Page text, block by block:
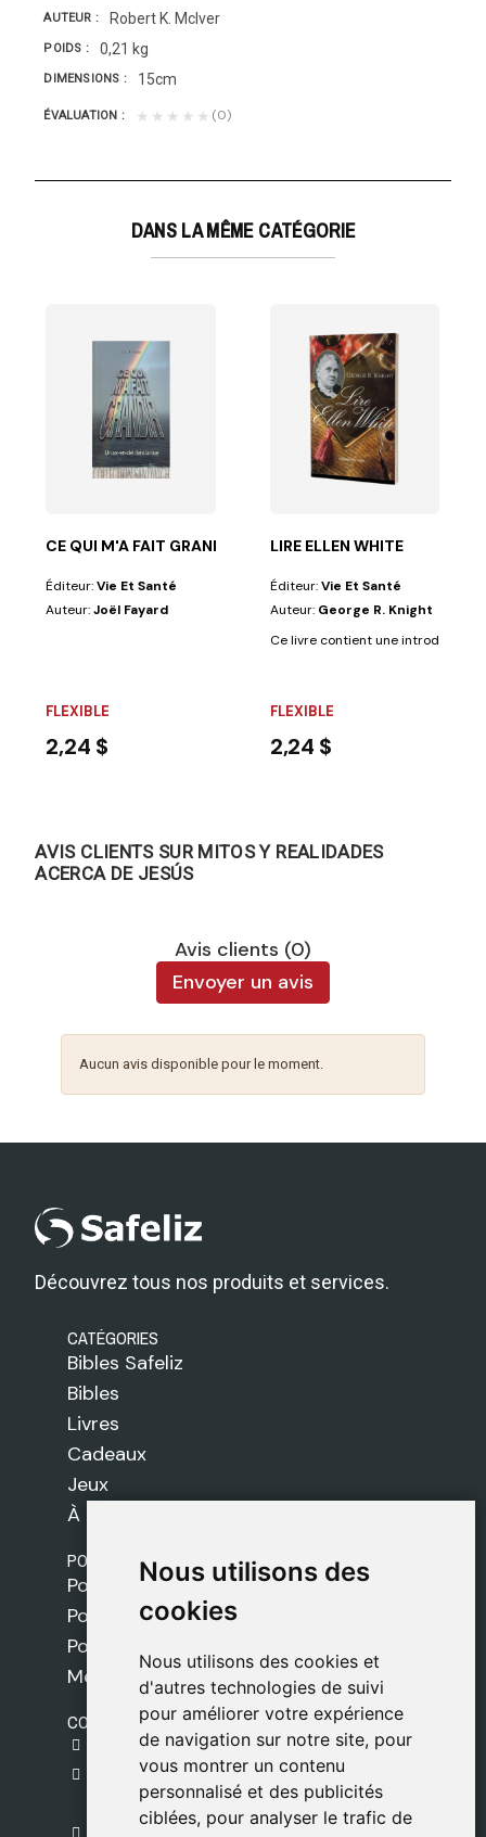
Nous utilisons des
cookies
Nous utilisons des cookies et
d'autres technologies de suivi
pour améliorer votre expérience
de navigation sur notre site, pour
vous montrer un contenu
personnalisé et des publicités
ciblées, pour analyser le trafic de
Nous utilisons des
cookies
Nous utilisons des cookies et
d'autres technologies de suivi
pour améliorer votre expérience
de navigation sur notre site, pour
vous montrer un contenu
personnalisé et des publicités
ciblées, pour analyser le trafic de
AUTEUR Robert K. Mclver
POIDS 0,21 kg
DIMENSIONS 15cm
ÉVALUATION ★★★★★ (0)
DANS LA MÊME CATÉGORIE
DE JÉSUS
prêché ? Si vous acceptez qu'il était bien ce qu'il...
CE QUI M'A FAIT GRANDIR
Éditeur:Vie Et Santé
Auteur:Joël Fayard
FLEXIBLE
2,24 $
LIRE ELLEN WHITE
Éditeur:Vie Et Santé
Auteur: George R. Knight
Ce livre contient une introduction
FLEXIBLE
2,24 $
AVIS CLIENTS SUR MITOS Y REALIDADES
ACERCA DE JESÚS
Avis clients (0)
Envoyer un avis
Aucun avis disponible pour le moment.
Découvrez tous nos produits et services.
CATÉGORIES
Bibles Safeliz
Bibles
Livres
Cadeaux
Jeux
À propos de nous
POLITIQUES
Politique de livraison
Politique de cookies
Politique de confidentialité
Mentions légales
CONTACT
gestion@safeliz.com
C. del Pradillo, 6, 28770 Colmenar Viejo,
Madrid
+34 918 459 877